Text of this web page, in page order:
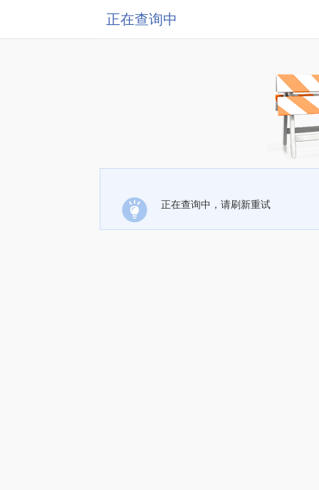
正在查询中
正在查询中，请刷新重试